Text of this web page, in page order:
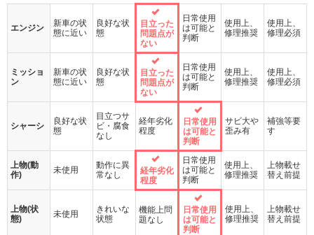
エンジン
新車の状
態に近い
良好な状
態
目立った
問題点が
ない
日常使用
は可能と
判断
使用上、
修理推奨
使用上、
修理必須
ミッショ
ン
新車の状
態に近い
良好な状
態
目立った
問題点が
ない
日常使用
は可能と
判断
使用上、
修理推奨
使用上、
修理必須
シャーシ
良好な状
態
目立つサ
ビ・腐食
なし
経年劣化
程度
日常使用
は可能と
判断
サビ大や
歪み有
補強等要
す
上物(動
作)
未使用
動作に異
常なし
経年劣化
程度
日常使用
は可能と
判断
使用上、
修理推奨
上物載せ
替え前提
上物(状
態)
未使用
きれいな
状態
機能上問
題なし
日常使用
は可能と
判断
使用上、
修理推奨
上物載せ
替え前提